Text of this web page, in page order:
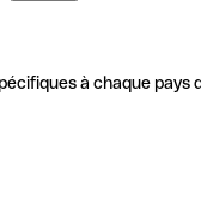
à chaque pays